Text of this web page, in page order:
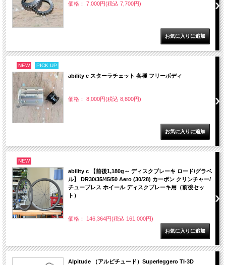
価格： 7,000円(税込 7,700円)
NEW PICK UP
ability c スターラチェット 各種 フリーボディ
価格： 8,000円(税込 8,800円)
NEW
ability c 【前後1,180g～ ディスクブレーキ ロード/グラベ
ル】 DR30/35/45/50 Aero (30/28) カーボン クリンチャー/
チューブレス ホイール ディスクブレーキ用（前後セッ
ト）
価格： 146,364円(税込 161,000円)
Alpitude （アルピチュード）Superleggero TI-3D